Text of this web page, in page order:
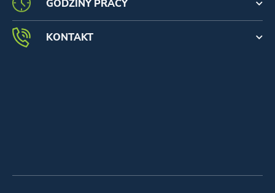
GODZINY PRACY
KONTAKT